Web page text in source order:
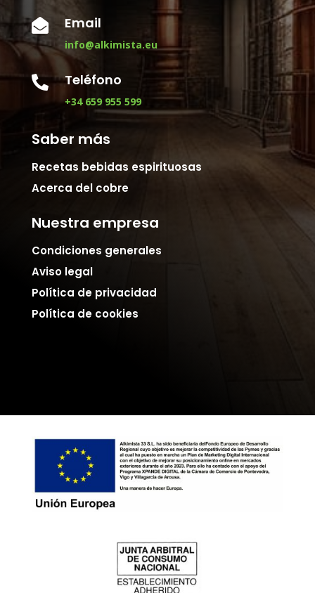
 Email
info@alkimista.eu
 Teléfono
+34 659 955 599
Saber más
Recetas bebidas espirituosas
Acerca del cobre
Nuestra empresa
Condiciones generales
Aviso legal
Política de privacidad
Política de cookies